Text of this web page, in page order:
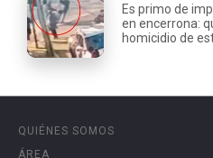
Es primo de
en encerrona:
homicidio de
QUIÉNES SOMOS
ÁREA